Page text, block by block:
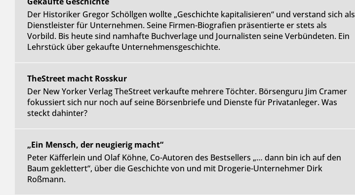
Der Historiker Gregor Schöllgen wollte „Geschichte kapitalisieren“ und verstand sich als
Dienstleister für Unternehmen. Seine Firmen-Biografien präsentierte er stets als
Vorbild. Bis heute sind namhafte Buchverlage und Journalisten seine Verbündeten. Ein
Lehrstück über gekaufte Unternehmensgeschichte.
TheStreet macht Rosskur
Der New Yorker Verlag TheStreet verkaufte mehrere Töchter. Börsenguru Jim Cramer
fokussiert sich nur noch auf seine Börsenbriefe und Dienste für Privatanleger. Was
steckt dahinter?
„Ein Mensch, der neugierig macht“
Peter Käfferlein und Olaf Köhne, Co-Autoren des Bestsellers „… dann bin ich auf den
Baum geklettert“, über die Geschichte von und mit Drogerie-Unternehmer Dirk
Roßmann.